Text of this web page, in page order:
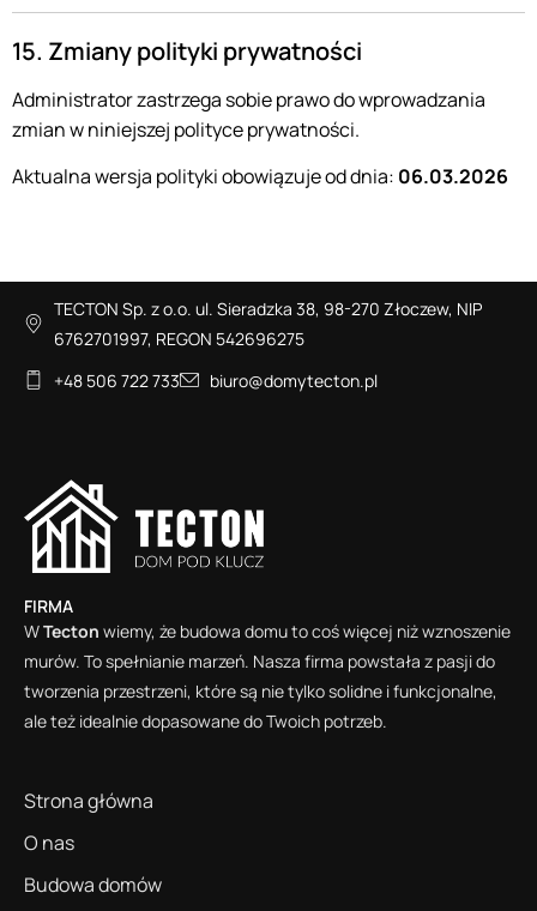
15. Zmiany polityki prywatności
Administrator zastrzega sobie prawo do wprowadzania
zmian w niniejszej polityce prywatności.
Aktualna wersja polityki obowiązuje od dnia: 06.03.2026
TECTON Sp. z o.o. ul. Sieradzka 38, 98-270 Złoczew, NIP
6762701997, REGON 542696275
+48 506 722 733
biuro@domytecton.pl
FIRMA
WTecton wiemy, że budowa domu to coś więcej niż wznoszenie
murów. To spełnianie marzeń. Nasza firma powstała z pasji do
tworzenia przestrzeni, które są nie tylko solidne i funkcjonalne,
ale też idealnie dopasowane do Twoich potrzeb.
Strona główna
O nas
Budowa domów